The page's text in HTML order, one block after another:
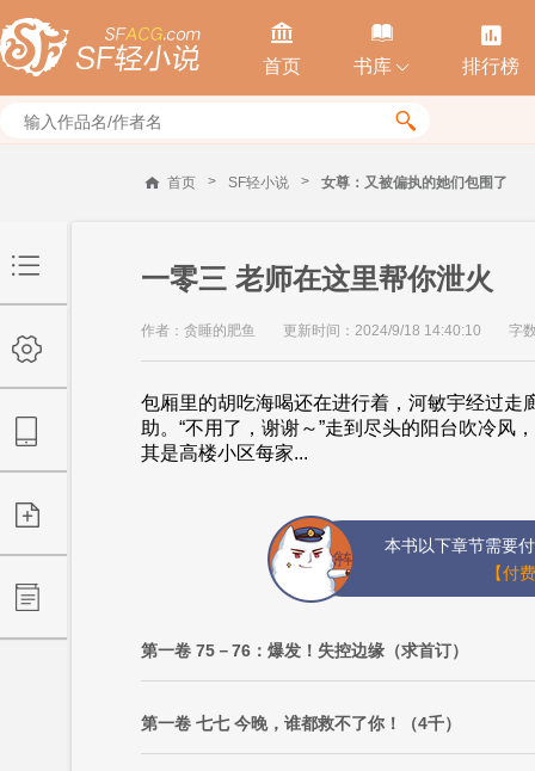

首页

书库 

排行榜

首页 > SF轻小说 > 女尊：又被偏执的她们包围了
一零三 老师在这里帮你泄火
作者：贪睡的肥鱼 更新时间：2024/9/18 14:40:10 字
包厢里的胡吃海喝还在进行着，河敏宇经过
助。“不用了，谢谢～”走到尽头的阳台吹冷风
其是高楼小区每家...
本书以下章节需要
【付
第一卷 75－76：爆发！失控边缘（求首订）
第一卷 七七 今晚，谁都救不了你！（4千）